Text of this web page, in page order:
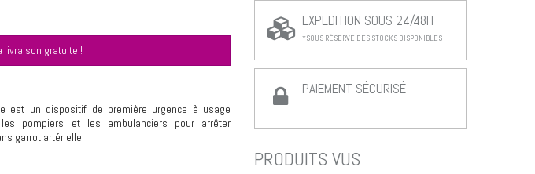
livraison gratuite !
est un dispositif de première urgence à usage
pompiers et les ambulanciers pour arrêter
garrot artérielle.
EXPEDITION SOUS 24/48H
*SOUS RÉSERVE DES STOCKS DISPONIBLES
PAIEMENT SÉCURISÉ
PRODUITS VUS